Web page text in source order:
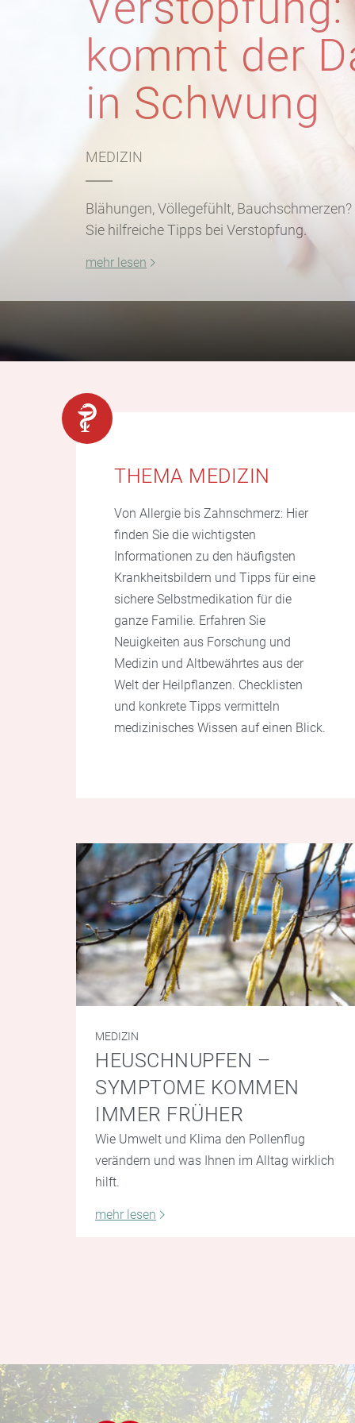
kommt der
in Schwung
MEDIZIN
Blähungen, Völlegefühlt,
Sie hilfreiche Tipps bei Verstopfung.
mehr lesen
THEMA MEDIZIN
Von Allergie bis Zahnschmerz: Hier
finden Sie die wichtigsten
Informationen zu den häufigsten
Krankheitsbildern und Tipps für eine
sichere Selbstmedikation für die
ganze Familie. Erfahren Sie
Neuigkeiten aus Forschung und
Medizin und Altbewährtes aus der
Welt der Heilpflanzen. Checklisten
und konkrete Tipps vermitteln
medizinisches Wissen auf einen Blick.
MEDIZIN
HEUSCHNUPFEN –
SYMPTOME KOMMEN
IMMER FRÜHER
Wie Umwelt und Klima den Pollenflug
verändern und was Ihnen im Alltag wirklich
hilft.
mehr lesen